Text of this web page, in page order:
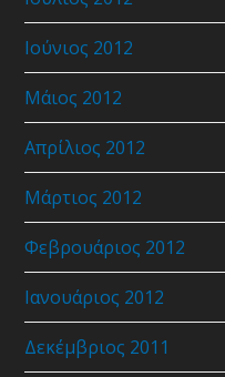
Ιούνιος 2012
Μάιος 2012
Απρίλιος 2012
Μάρτιος 2012
Φεβρουάριος 2012
Ιανουάριος 2012
Δεκέμβριος 2011